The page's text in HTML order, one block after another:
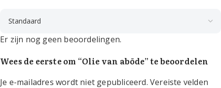
Er zijn nog geen beoordelingen.
Wees de eerste om “Olie van abōde” te beoordelen
Je e-mailadres wordt niet gepubliceerd. Vereiste velden